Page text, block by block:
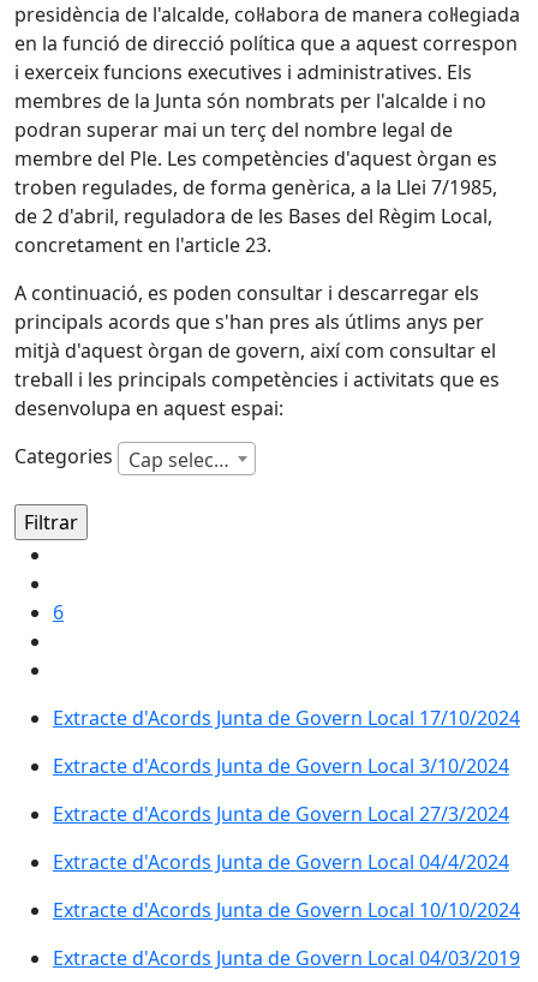
presidència de l'alcalde, col·labora de manera col·legiada
en la funció de direcció política que a aquest correspon
i exerceix funcions executives i administratives. Els
membres de la Junta són nombrats per l'alcalde i no
podran superar mai un terç del nombre legal de
membre del Ple. Les competències d'aquest òrgan es
troben regulades, de forma genèrica, a la Llei 7/1985,
de 2 d'abril, reguladora de les Bases del Règim Local,
concretament en l'article 23.
A continuació, es poden consultar i descarregar els
principals acords que s'han pres als útlims anys per
mitjà d'aquest òrgan de govern, així com consultar el
treball i les principals competències i activitats que es
desenvolupa en aquest espai:
Categories
Cap selecció
6
Extracte d'Acords Junta de Govern Local 17/10/2024
Extracte d'Acords Junta de Govern Local 3/10/2024
Extracte d'Acords Junta de Govern Local 27/3/2024
Extracte d'Acords Junta de Govern Local 04/4/2024
Extracte d'Acords Junta de Govern Local 10/10/2024
Extracte d'Acords Junta de Govern Local 04/03/2019